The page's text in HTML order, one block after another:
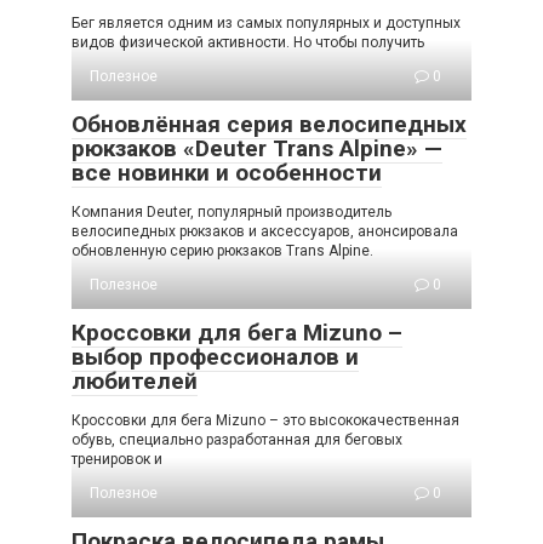
Бег является одним из самых популярных и доступных
видов физической активности. Но чтобы получить
Полезное
0
Обновлённая серия велосипедных
рюкзаков «Deuter Trans Alpine» —
все новинки и особенности
Компания Deuter, популярный производитель
велосипедных рюкзаков и аксессуаров, анонсировала
обновленную серию рюкзаков Trans Alpine.
Полезное
0
Кроссовки для бега Mizuno –
выбор профессионалов и
любителей
Кроссовки для бега Mizuno – это высококачественная
обувь, специально разработанная для беговых
тренировок и
Полезное
0